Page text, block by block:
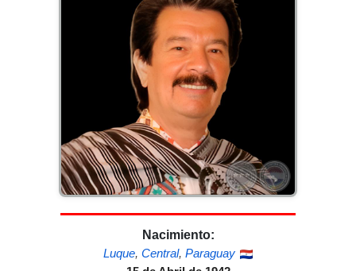
Nacimiento:
Luque, Central, Paraguay